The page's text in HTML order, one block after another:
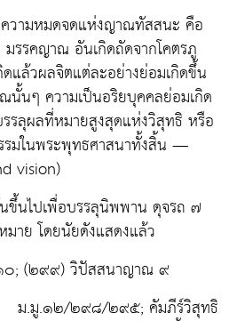
วามหมดจดแห่งญาณทัสสนะ คือ
รรคญาณ อันเกิดถัดจากโคตรภู
แล้วผลจิตแต่ละอย่างย่อมเกิดขึ้น
นั้นๆ ความเป็นอริยบุคคลย่อมเกิด
รลุผลที่หมายสูงสุดแห่งวิสุทธิ หรือ
รมในพระพุทธศาสนาทั้งสิ้น —
vision)
นไปเพื่อบรรลุนิพพาน ดุจรถ ๗
าย โดยนัยดังแสดงแล้ว
; (๒๙๙) วิปัสสนาญาณ ๙
ม.มู.๑๒/๒๙๘/๒๙๕; คัมภีร์วิสุทธิ